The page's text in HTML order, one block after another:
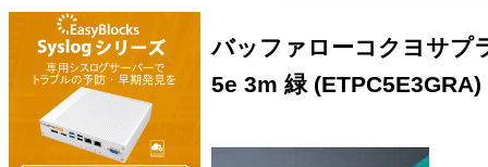
バッファローコクヨサプ
5e 3m 緑 (ETPC5E3GRA)